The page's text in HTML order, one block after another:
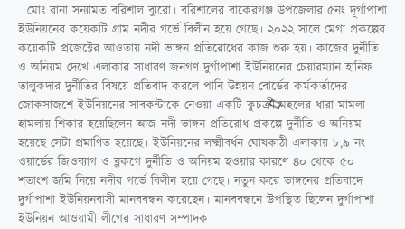
মোঃ রানা সন্যামত বরিশাল ব্যুরো। বরিশালের বাকেরগঞ্জ উপজেলার ৫নং দূর্গাপাশা
ইউনিয়নের কয়েকটি গ্রাম নদীর গর্ভে বিলীন হয়ে গেছে। ২০২২ সালে মেগা প্রকল্পের
কয়েকটি প্রজেক্টের আওতায় নদী ভাঙ্গন প্রতিরোধের কাজ শুরু হয়। কাজের দুর্নীতি
ও অনিয়ম দেখে এলাকার সাধারণ জনগণ দুর্গাপাশা ইউনিয়নের চেয়ারম্যান হানিফ
তালুকদার দুর্নীতির বিষয়ে প্রতিবাদ করলে পানি উন্নয়ন বোর্ডের কর্মকর্তাদের
জোকসাজশে ইউনিয়নের সাবকন্টাকে নেওয়া একটি কুচক্রী মহলের ধারা মামলা
হামলায় শিকার হয়েছিলেন আজ নদী ভাঙ্গন প্রতিরোধ প্রকল্পে দুর্নীতি ও অনিয়ম
হয়েছে সেটা প্রমাণিত হয়েছে। ইউনিয়নের লক্ষ্মীবর্ধন ঘোষকাঠী এলাকায় ৮,৯ নং
ওয়ার্ডের জিওব্যাগ ও ব্লকগে দুর্নীতি ও অনিয়ম হওয়ার কারণে ৪০ থেকে ৫০
শতাংশ জমি নিয়ে নদীর গর্ভে বিলীন হয়ে গেছে। নতুন করে ভাঙ্গনের প্রতিবাদে
দুর্গাপাশা ইউনিয়নবাসী মানববন্ধন করেছেন। মানববন্ধনে উপস্থিত ছিলেন দুর্গাপাশা
ইউনিয়ন আওয়ামী লীগের সাধারণ সম্পাদক